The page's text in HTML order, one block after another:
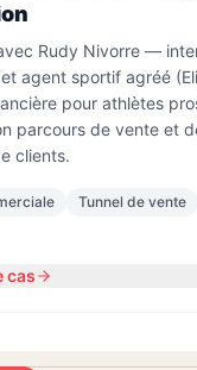
Rudy Nivorre —
agent sportif agréé
pour athlètes
parcours de vente et
clients.
Tunnel de vente
cas